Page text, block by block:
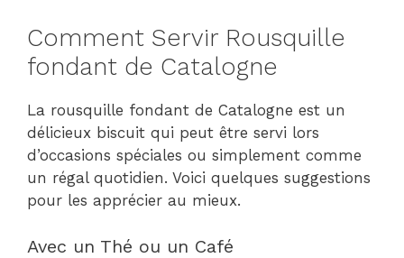
Comment Servir Rousquille
fondant de Catalogne
La rousquille fondant de Catalogne est un
délicieux biscuit qui peut être servi lors
d’occasions spéciales ou simplement comme
un régal quotidien. Voici quelques suggestions
pour les apprécier au mieux.
Avec un Thé ou un Café